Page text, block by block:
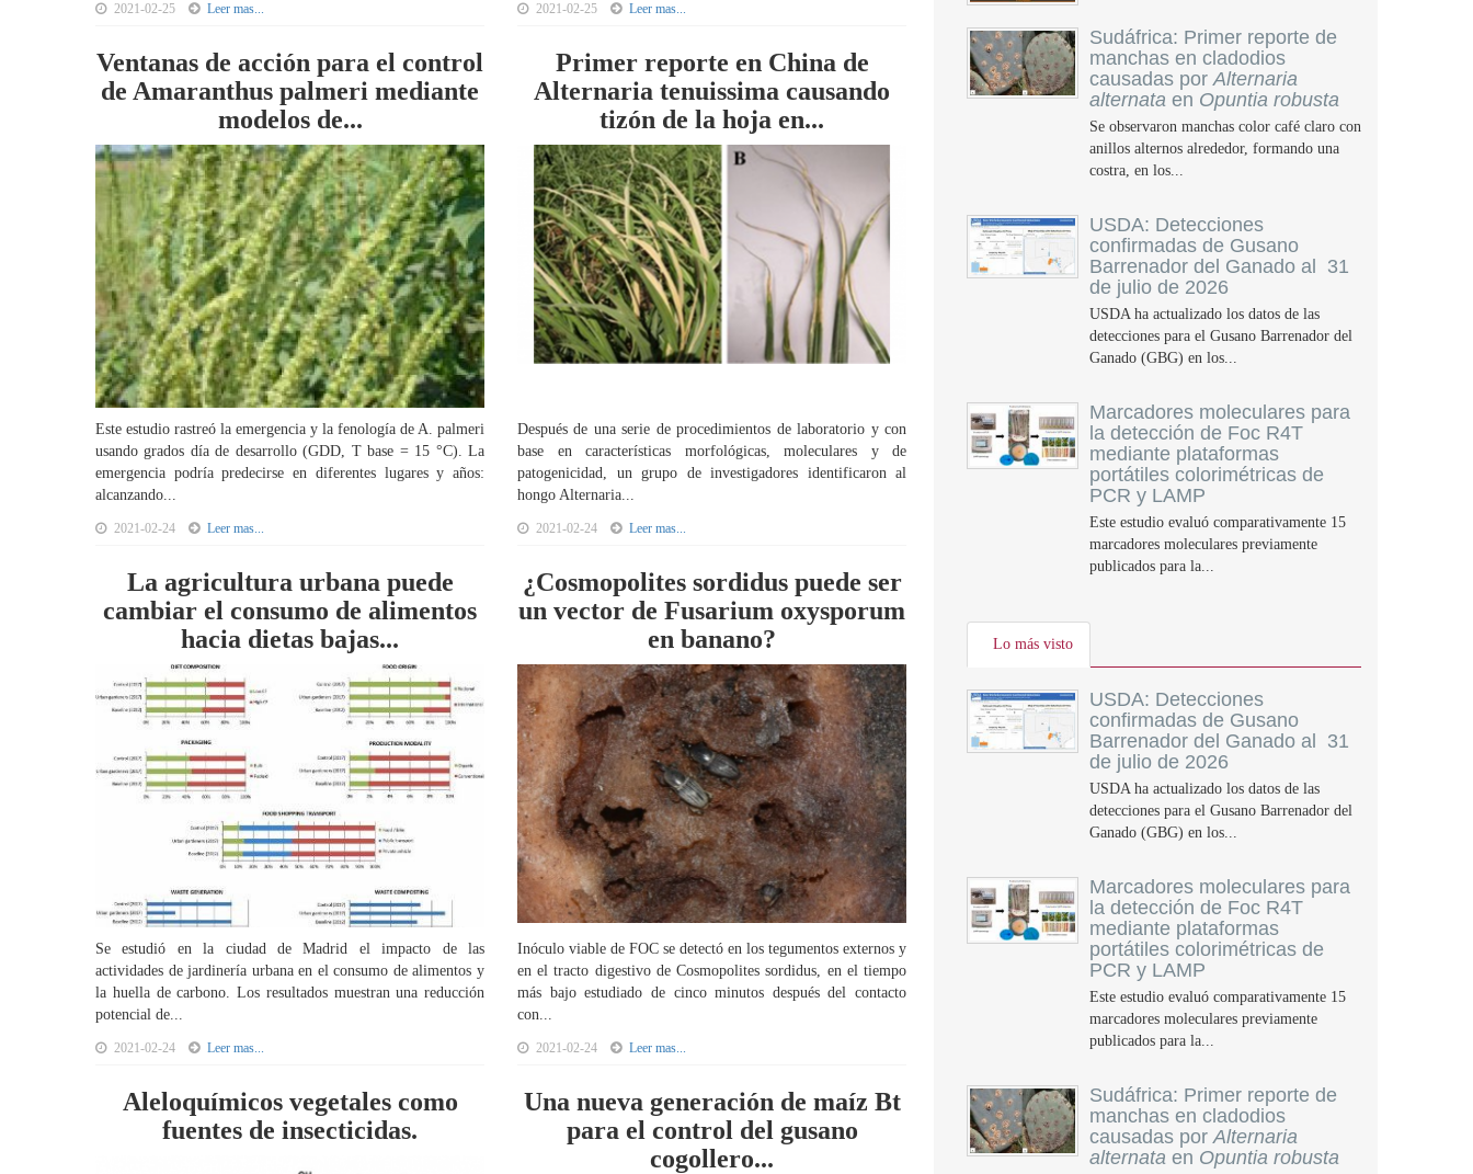
2021-02-25 Leer mas... 2021-02-25 Leer mas...
Ventanas de acción para el control
de Amaranthus palmeri mediante
modelos de...
Este estudio rastreó la emergencia y la fenología de A. palmeri
usando grados día de desarrollo (GDD, T base = 15 °C). La
emergencia podría predecirse en diferentes lugares y años:
alcanzando...
2021-02-24 Leer mas...
Primer reporte en China de
Alternaria tenuissima causando
tizón de la hoja en...
Después de una serie de procedimientos de laboratorio y con
base en características morfológicas, moleculares y de
patogenicidad, un grupo de investigadores identificaron al
hongo Alternaria...
2021-02-24 Leer mas...
La agricultura urbana puede
cambiar el consumo de alimentos
hacia dietas bajas...
Se estudió en la ciudad de Madrid el impacto de las
actividades de jardinería urbana en el consumo de alimentos y
la huella de carbono. Los resultados muestran una reducción
potencial de...
2021-02-24 Leer mas...
¿Cosmopolites sordidus puede ser
un vector de Fusarium oxysporum
en banano?
Inóculo viable de FOC se detectó en los tegumentos externos y
en el tracto digestivo de Cosmopolites sordidus, en el tiempo
más bajo estudiado de cinco minutos después del contacto
con...
2021-02-24 Leer mas...
Aleloquímicos vegetales como
fuentes de insecticidas.
Una nueva generación de maíz Bt
para el control del gusano
cogollero...
Sudáfrica: Primer reporte de
manchas en cladodios
causadas porAlternaria
alternata en Opuntia robusta
Se observaron manchas color café claro con
anillos alternos alrededor, formando una
costra, en los...
USDA: Detecciones
confirmadas de Gusano
Barrenador del Ganado al 31
de julio de 2026
USDA ha actualizado los datos de las
detecciones para el Gusano Barrenador del
Ganado (GBG) en los...
Marcadores moleculares para
la detección de Foc R4T
mediante plataformas
portátiles colorimétricas de
PCR y LAMP
Este estudio evaluó comparativamente 15
marcadores moleculares previamente
publicados para la...
Lo más visto
USDA: Detecciones
confirmadas de Gusano
Barrenador del Ganado al 31
de julio de 2026
USDA ha actualizado los datos de las
detecciones para el Gusano Barrenador del
Ganado (GBG) en los...
Marcadores moleculares para
la detección de Foc R4T
mediante plataformas
portátiles colorimétricas de
PCR y LAMP
Este estudio evaluó comparativamente 15
marcadores moleculares previamente
publicados para la...
Sudáfrica: Primer reporte de
manchas en cladodios
causadas porAlternaria
alternata en Opuntia robusta